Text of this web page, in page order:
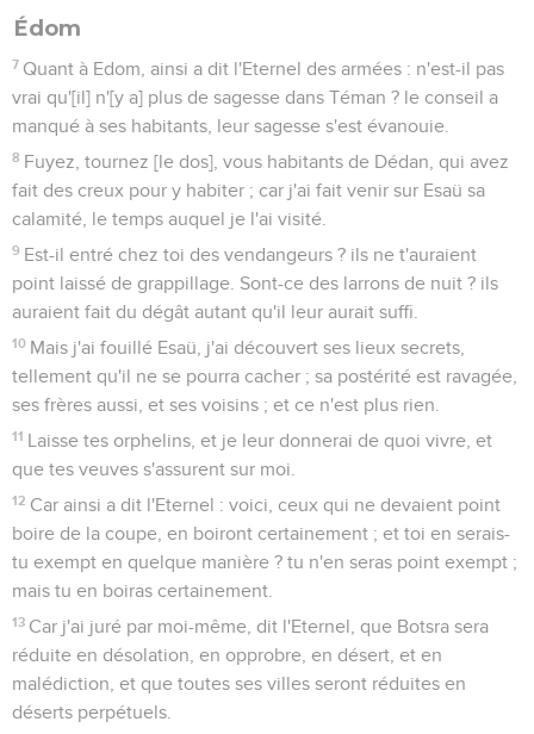
Édom
7 Quant à Edom, ainsi a dit l'Eternel des armées : n'est-il pas
vrai qu'[il] n'[y a] plus de sagesse dans Téman ? le conseil a
manqué à ses habitants, leur sagesse s'est évanouie.
8 Fuyez, tournez [le dos], vous habitants de Dédan, qui avez
fait des creux pour y habiter ; car j'ai fait venir sur Esaü sa
calamité, le temps auquel je l'ai visité.
9 Est-il entré chez toi des vendangeurs ? ils ne t'auraient
point laissé de grappillage. Sont-ce des larrons de nuit ? ils
auraient fait du dégât autant qu'il leur aurait suffi.
10 Mais j'ai fouillé Esaü, j'ai découvert ses lieux secrets,
tellement qu'il ne se pourra cacher ; sa postérité est ravagée,
ses frères aussi, et ses voisins ; et ce n'est plus rien.
11 Laisse tes orphelins, et je leur donnerai de quoi vivre, et
que tes veuves s'assurent sur moi.
12 Car ainsi a dit l'Eternel : voici, ceux qui ne devaient point
boire de la coupe, en boiront certainement ; et toi en serais-
tu exempt en quelque manière ? tu n'en seras point exempt ;
mais tu en boiras certainement.
13 Car j'ai juré par moi-même, dit l'Eternel, que Botsra sera
réduite en désolation, en opprobre, en désert, et en
malédiction, et que toutes ses villes seront réduites en
déserts perpétuels.